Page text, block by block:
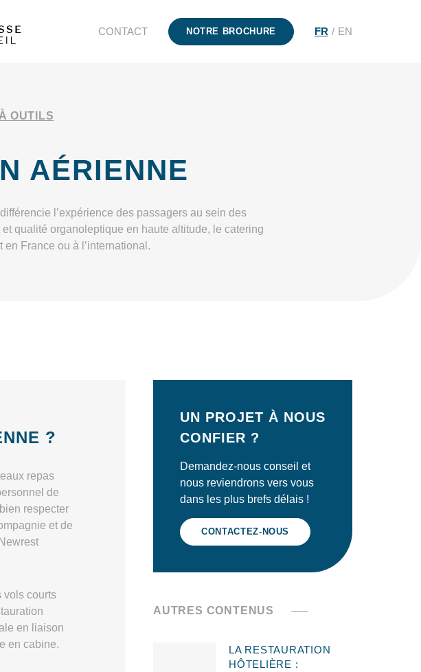
CONTACT NOTRE BROCHURE FR EN
OUTILS
AÉRIENNE
l’expérience des passagers au sein des
qualité organoleptique en haute altitude, le catering
France ou à l’international.
?
repas
de
respecter
et de
vols courts
en liaison
en cabine.
UN PROJET À NOUS
CONFIER ?
Demandez-nous conseil et
nous reviendrons vers vous
dans les plus brefs délais !
CONTACTEZ-NOUS
AUTRES CONTENUS
LA RESTAURATION
HÔTELIÈRE :